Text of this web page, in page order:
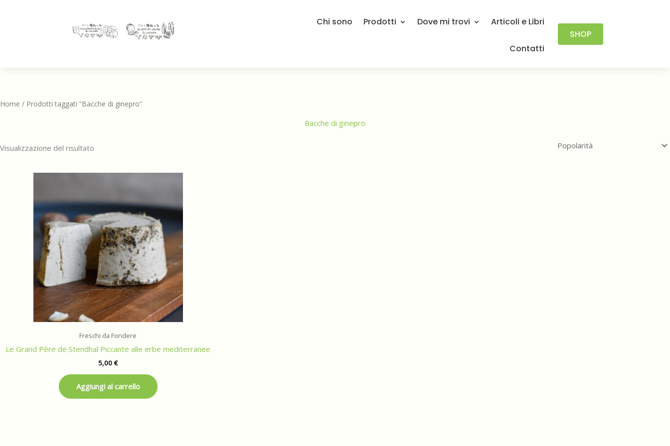
Chi sono Prodotti Dove mi trovi Articoli e Libri
Contatti
SHOP
Home / Prodotti taggati “Bacche di ginepro”
Bacche di ginepro
Visualizzazione del risultato
Freschi da Fondere
Le Grand Père de Stendhal Piccante alle erbe mediterranee
5,00€
Aggiungi al carrello